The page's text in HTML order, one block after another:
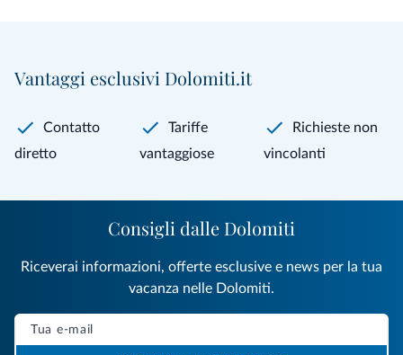
Vantaggi esclusivi Dolomiti.it
Contatto
diretto
Tariffe
vantaggiose
Richieste non
vincolanti
Consigli dalle Dolomiti
Riceverai informazioni, offerte esclusive e news per la tua
vacanza nelle Dolomiti.